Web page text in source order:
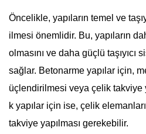
Öncelikle, yapıların temel ve
ilmesi önemlidir. Bu, yapıların
olmasını ve daha güçlü
sağlar. Betonarme yapılar için,
üçlendirilmesi veya çelik takviye
k yapılar için ise, çelik
takviye yapılması gerekebilir.